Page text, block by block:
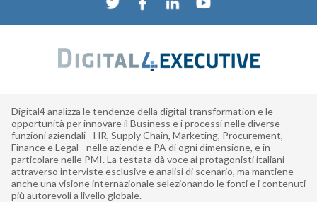
Digital4 analizza le tendenze della digital transformation e le
opportunità per innovare il Business e i processi nelle diverse
funzioni aziendali - HR, Supply Chain, Marketing, Procurement,
Finance e Legal - nelle aziende e PA di ogni dimensione, e in
particolare nelle PMI. La testata dà voce ai protagonisti italiani
attraverso interviste esclusive e analisi di scenario, ma mantiene
anche una visione internazionale selezionando le fonti e i contenuti
più autorevoli a livello globale.